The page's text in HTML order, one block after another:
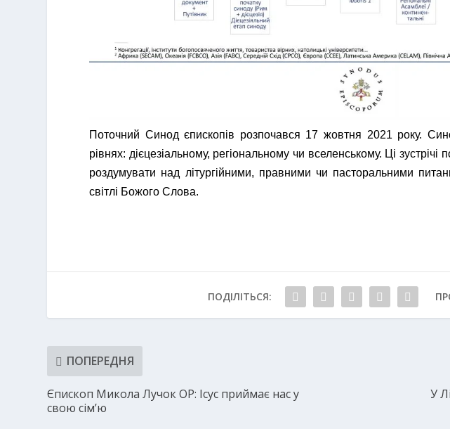
Поточний Синод єпископів розпочався 17 жовтня 2021 року.
рівнях: дієцезіальному, регіональному чи вселенському. Ці
роздумувати над літургійними, правними чи пасторальними
світлі Божого Слова.
ПОДІЛІТЬСЯ:
ПОПЕРЕДНЯ
Єпископ Микола Лучок ОР: Ісус приймає нас у
свою сім’ю
У